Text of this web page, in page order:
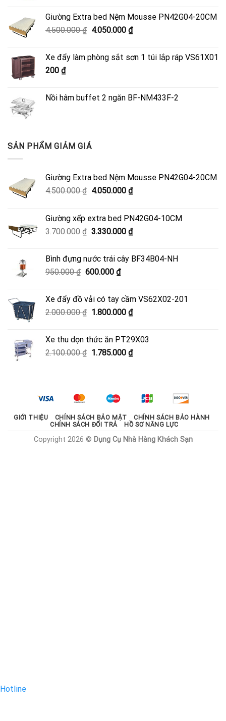
Giường Extra bed Nệm Mousse PN42G04-20CM
4.500.000₫ Giá
4.500.000 ₫.
4.050.000 ₫Giá
là:
Xe đẩy làm phòng sắt sơn 1 túi lắp ráp VS61X01
200 ₫
Nồi hâm buffet 2 ngăn BF-NM433F-2
SẢN PHẨM GIẢM GIÁ
Giường Extra bed Nệm Mousse PN42G04-20CM
4.500.000₫ Giá
4.500.000 ₫.
4.050.000 ₫Giá
là:
4.050.000 ₫.
Giường xếp extra bed PN42G04-10CM
3.700.000₫ Giá
3.700.000 ₫.
3.330.000 ₫Giá
là:
Bình đựng nước trái cây BF34B04-NH
950.000₫ Giá
950.000 ₫.
600.000 ₫Giá
là:
600.000 ₫.
Xe đẩy đồ vải có tay cầm VS62X02-201
2.000.000₫ Giá
2.000.000 ₫.
1.800.000 ₫Giá
là:
1.800.000 ₫.
Xe thu dọn thức ăn PT29X03
2.100.000₫ Giá
1.785.000 ₫Giá
1.785.000 ₫.
GIỚI THIỆU CHÍNH SÁCH BẢO MẬT
CHÍNH SÁCH BẢO HÀNH
CHÍNH SÁCH ĐỔI TRẢ
HỒ SƠ NĂNG LỰC
Copyright 2026 © Dụng Cụ Nhà Hàng Khách Sạn
Hotline